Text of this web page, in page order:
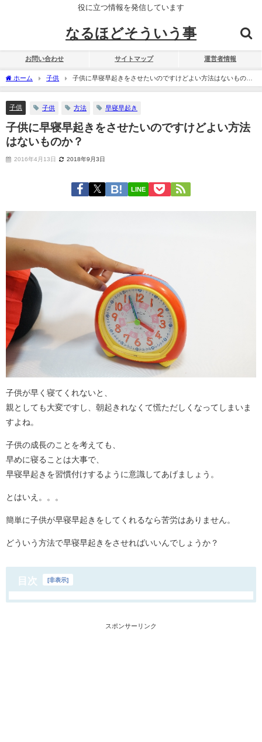
役に立つ情報を発信しています
なるほどそういう事
お問い合わせ サイトマップ 運営者情報
ホーム 子供
子供に早寝早起きをさせたいのですけどよい方法はないもの
か？
子供 子供 方法 早寝早起き
子供に早寝早起きをさせたいのですけどよい方法
はないものか？
2016年4月13日 2018年9月3日
LINE
子供が早く寝てくれないと、
親としても大変ですし、朝起きれなくて慌ただしくなってしまいま
すよね。
子供の成長のことを考えても、
早めに寝ることは大事で、
早寝早起きを習慣付けするように意識してあげましょう。
とはいえ。。。
簡単に子供が早寝早起きをしてくれるなら苦労はありません。
どういう方法で早寝早起きをさせればいいんでしょうか？
目次 [非表示]
スポンサーリンク